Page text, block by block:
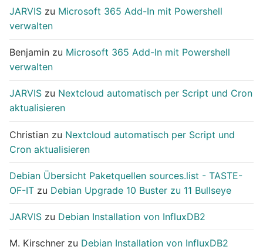
JARVIS zu Microsoft 365 Add-In mit Powershell
verwalten
Benjamin zu Microsoft 365 Add-In mit Powershell
verwalten
JARVIS zu Nextcloud automatisch per Script und Cron
aktualisieren
Christian zu Nextcloud automatisch per Script und
Cron aktualisieren
Debian Übersicht Paketquellen sources.list - TASTE-
OF-IT zu Debian Upgrade 10 Buster zu 11 Bullseye
JARVIS zu Debian Installation von InfluxDB2
M. Kirschner zu Debian Installation von InfluxDB2